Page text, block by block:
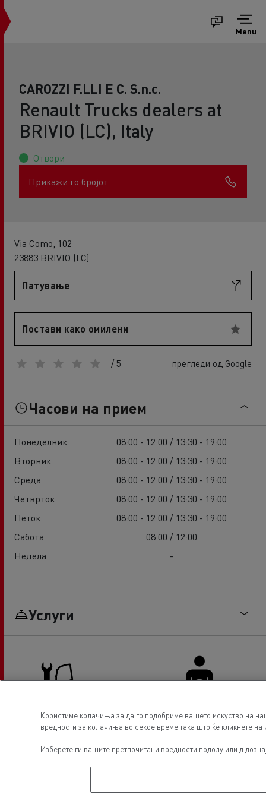
Menu
CAROZZI F.LLI E C. S.n.c.
Renault Trucks dealers at
BRIVIO (LC), Italy
Отвори
Прикажи го бројот
Via Como, 102
23883 BRIVIO (LC)
Патување
Постави како омилени
/ 5 прегледи од Google
Часови на прием
Понеделник
08:00 - 12:00 / 13:30 - 19:00
Вторник
08:00 - 12:00 / 13:30 - 19:00
Среда
08:00 - 12:00 / 13:30 - 19:00
Четврток
08:00 - 12:00 / 13:30 - 19:00
Петок
08:00 - 12:00 / 13:30 - 19:00
Сабота
08:00 / 12:00
Недела
-
Услуги
Truck service and repair Driver Facilities
Користиме колачиња за да го подобриме вашето искуство на
вредности за колачиња во секое време така што ќе кликнете
Изберете ги вашите претпочитани вредности подолу или д